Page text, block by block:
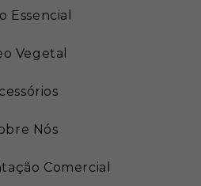
Essencial
Vegetal
Nós
Comercial